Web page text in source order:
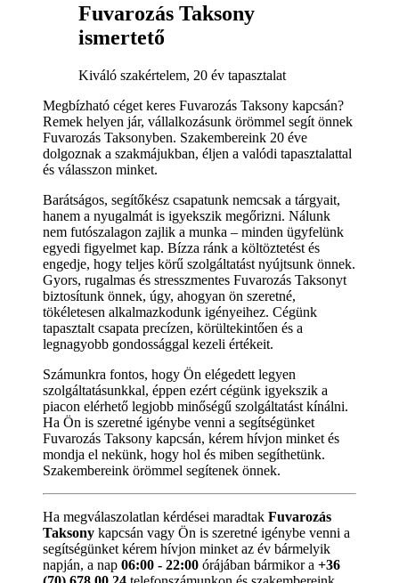
Fuvarozás Taksony
ismertető
Kiváló szakértelem, 20 év tapasztalat
Megbízható céget keres Fuvarozás Taksony kapcsán?
Remek helyen jár, vállalkozásunk örömmel segít önnek
Fuvarozás Taksonyben. Szakembereink 20 éve
dolgoznak a szakmájukban, éljen a valódi tapasztalattal
és válasszon minket.
Barátságos, segítőkész csapatunk nemcsak a tárgyait,
hanem a nyugalmát is igyekszik megőrizni. Nálunk
nem futószalagon zajlik a munka – minden ügyfelünk
egyedi figyelmet kap. Bízza ránk a költöztetést és
engedje, hogy teljes körű szolgáltatást nyújtsunk önnek.
Gyors, rugalmas és stresszmentes Fuvarozás Taksonyt
biztosítunk önnek, úgy, ahogyan ön szeretné,
tökéletesen alkalmazkodunk igényeihez. Cégünk
tapasztalt csapata precízen, körültekintően és a
legnagyobb gondossággal kezeli értékeit.
Számunkra fontos, hogy Ön elégedett legyen
szolgáltatásunkkal, éppen ezért cégünk igyekszik a
piacon elérhető legjobb minőségű szolgáltatást kínálni.
Ha Ön is szeretné igénybe venni a segítségünket
Fuvarozás Taksony kapcsán, kérem hívjon minket és
mondja el nekünk, hogy hol és miben segíthetünk.
Szakembereink örömmel segítenek önnek.
Ha megválaszolatlan kérdései maradtak Fuvarozás
Taksony kapcsán vagy Ön is szeretné igénybe venni a
segítségünket kérem hívjon minket az év bármelyik
napján, a nap 06:00 - 22:00 órájában bármikor a +36